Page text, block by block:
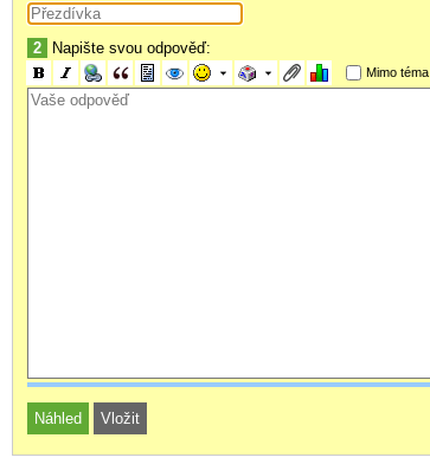
2 Napište svou odpověď:
Mimo téma